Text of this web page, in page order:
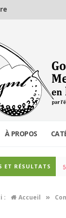
À PROPOS
ET RÉSULTATS
| 04 Mar 2026
: Accueil »